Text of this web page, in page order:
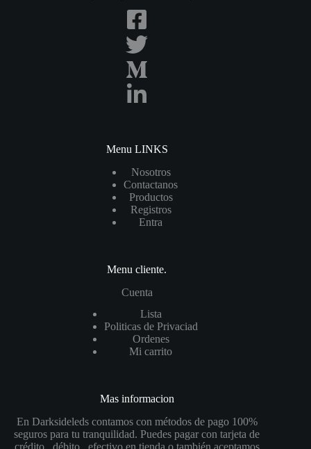
Menu LINKS
Nosotros
Contactanos
Productos
Registros
Entra
Menu cliente.
Cuenta
Lista
Politicas de Privaciad
Ordenes
Mi carrito
Mas informacion
En Darksideleds contamos con métodos de pago 100%
seguros para tu tranquilidad. Puedes pagar con tarjeta de
crédito , débito , efectivo en tienda o también aceptamos